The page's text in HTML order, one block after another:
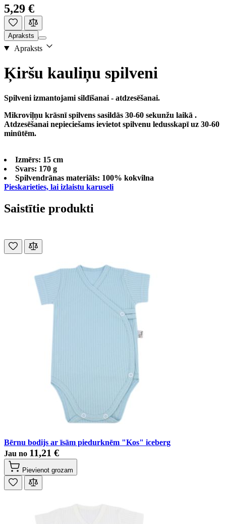
5,29 €
Apraksts
Apraksts
Ķiršu kauliņu spilveni
Spilveni izmantojami sildīšanai - atdzesēšanai.
Mikroviļņu krāsnī spilvens sasildās 30-60 sekunžu laikā .
Atdzesēšanai nepieciešams ievietot spilvenu ledusskapī uz 30-60
minūtēm.
Izmērs: 15 cm
Svars: 170 g
Spilvendrānas materiāls: 100% kokvilna
Pieskarieties, lai izlaistu karuseli
Saistītie produkti
Bērnu bodijs ar īsām piedurknēm "Kos" iceberg
Jau no 11,21 €
Pievienot grozam